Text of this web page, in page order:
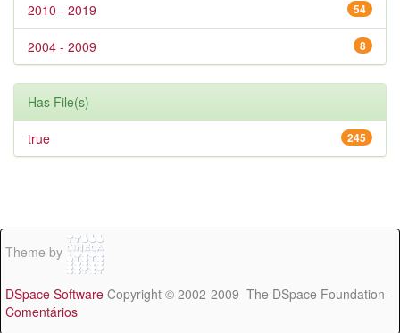
54
2010 - 2019
8
2004 - 2009
Has File(s)
245
true
Theme by
DSpace Software Copyright © 2002-2009 The DSpace Foundation -
Comentários